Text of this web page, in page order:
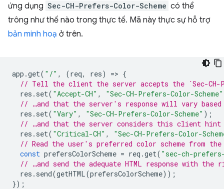
ứng dụng Sec-CH-Prefers-Color-Scheme có thể
trông như thế nào trong thực tế. Mã này thực sự hỗ trợ
bản minh hoạ ở trên.
app .get( "/" , (req, res) => {
// Tell the client the server accepts the `Sec-CH-
res . set( "Accept-CH" , "Sec-CH-Prefers-Color-Scheme"
// …and that the server's response will vary
res . set( "Vary" , "Sec-CH-Prefers-Color-Scheme" );
// …and that the server considers this client
res . set( "Critical-CH" ,
"Sec-CH-Prefers-Color-
// Read the user's preferred color scheme from the
const prefersColorScheme = req .get( "sec-ch-
// …and send the adequate HTML response with the
res . send(getHTML(prefersColorScheme));
});